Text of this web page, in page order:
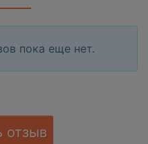
пока еще нет.
отзыв